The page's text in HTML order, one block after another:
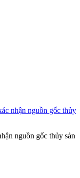
nhận nguồn gốc thủy
nguồn gốc thủy sản